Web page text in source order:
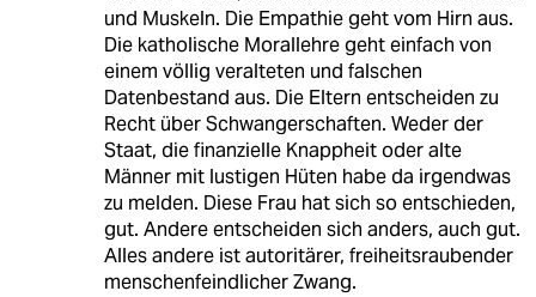
und Muskeln. Die Empathie geht vom Hirn aus.
Die katholische Morallehre geht einfach von
einem völlig veralteten und falschen
Datenbestand aus. Die Eltern entscheiden zu
Recht über Schwangerschaften. Weder der
Staat, die finanzielle Knappheit oder alte
Männer mit lustigen Hüten habe da irgendwas
zu melden. Diese Frau hat sich so entschieden,
gut. Andere entscheiden sich anders, auch gut.
Alles andere ist autoritärer, freiheitsraubender
menschenfeindlicher Zwang.